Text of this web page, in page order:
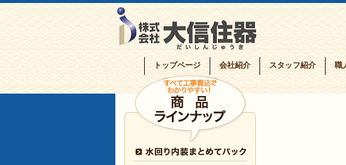
トップページ 会社紹介 スタッフ紹介 職